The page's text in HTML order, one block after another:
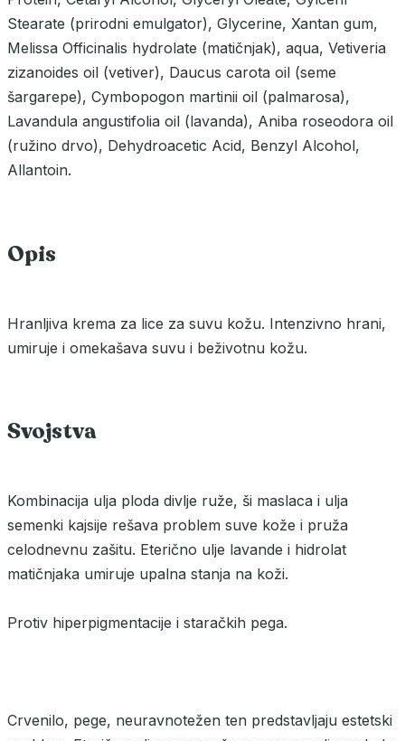
Stearate (prirodni emulgator), Glycerine, Xantan gum,
Melissa Officinalis hydrolate (matičnjak), aqua, Vetiveria
zizanoides oil (vetiver), Daucus carota oil (seme
šargarepe), Cymbopogon martinii oil (palmarosa),
Lavandula angustifolia oil (lavanda), Aniba roseodora oil
(ružino drvo), Dehydroacetic Acid, Benzyl Alcohol,
Allantoin.
Opis
Hranljiva krema za lice za suvu kožu. Intenzivno hrani,
umiruje i omekašava suvu i beživotnu kožu.
Svojstva
Kombinacija ulja ploda divlje ruže, ši maslaca i ulja
semenki kajsije rešava problem suve kože i pruža
celodnevnu zašitu. Eterično ulje lavande i hidrolat
matičnjaka umiruje upalna stanja na koži.
Protiv hiperpigmentacije i staračkih pega.
Crvenilo, pege, neuravnotežen ten predstavljaju estetski